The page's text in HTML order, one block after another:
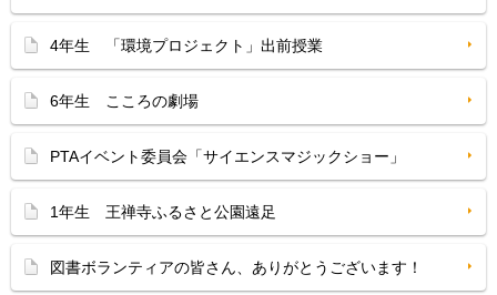
4年生 「環境プロジェクト」出前授業
6年生 こころの劇場
PTAイベント委員会「サイエンスマジックショー」
1年生 王禅寺ふるさと公園遠足
図書ボランティアの皆さん、ありがとうございます！